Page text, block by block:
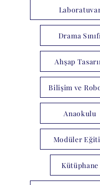
Drama Sınıfı
Ahşap
Bilişim ve
Anaokulu
Modüler
Kütüphane